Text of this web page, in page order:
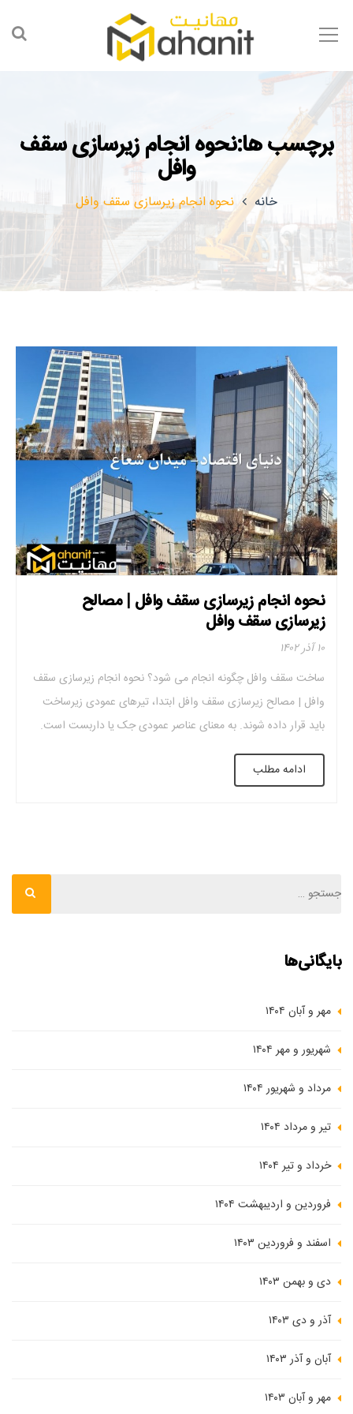
برچسب ها:نحوه انجام زیرسازی سقف
وافل
خانه نحوه انجام زیرسازی سقف وافل
نحوه انجام زیرسازی سقف وافل | مصالح
زیرسازی سقف وافل
۱۰ آذر ۱۴۰۲
ساخت سقف وافل چگونه انجام می شود؟ نحوه انجام زیرسازی سقف
وافل | مصالح زیرسازی سقف وافل ابتدا، تیرهای عمودی زیرساخت
باید قرار داده شوند. به معنای عناصر عمودی جک یا داربست است.
اینکه کدام یک از این عناصر برای پروژه استفاده می شود بستگی به
ارتفاع سقف دارد. به طور معمول، یک طبقه ۳ […]
ادامه مطلب
بایگانی‌ها
مهر و آبان ۱۴۰۴
شهریور و مهر ۱۴۰۴
مرداد و شهریور ۱۴۰۴
تیر و مرداد ۱۴۰۴
خرداد و تیر ۱۴۰۴
فروردین و اردیبهشت ۱۴۰۴
اسفند و فروردین ۱۴۰۳
دی و بهمن ۱۴۰۳
آذر و دی ۱۴۰۳
آبان و آذر ۱۴۰۳
مهر و آبان ۱۴۰۳